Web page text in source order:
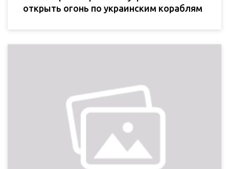
открыть огонь по украинским кораблям